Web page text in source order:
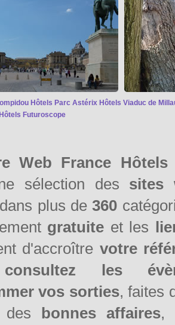
Hôtels Parc Astérix Hôtels Viaduc de
Futuroscope
Web France Hôtels
sélection des sites
plus de360
gratuite et les
d'accroître votre
consultez les
vos sorties, faites
des
bonnes affaires,